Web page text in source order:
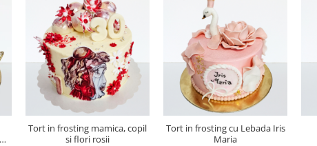
Tort in frosting mamica, copil
si flori rosii
Tort in frosting cu Lebada Iris
Maria